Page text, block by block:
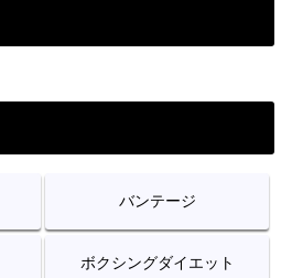
バンテージ
ボクシングダイエット